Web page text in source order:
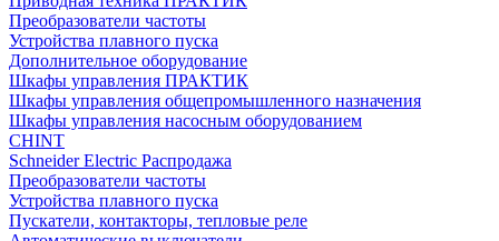
Преобразователи частоты
Устройства плавного пуска
Дополнительное оборудование
Шкафы управления ПРАКТИК
Шкафы управления общепромышленного назначения
Шкафы управления насосным оборудованием
CHINT
Schneider Electric Распродажа
Преобразователи частоты
Устройства плавного пуска
Пускатели, контакторы, тепловые реле